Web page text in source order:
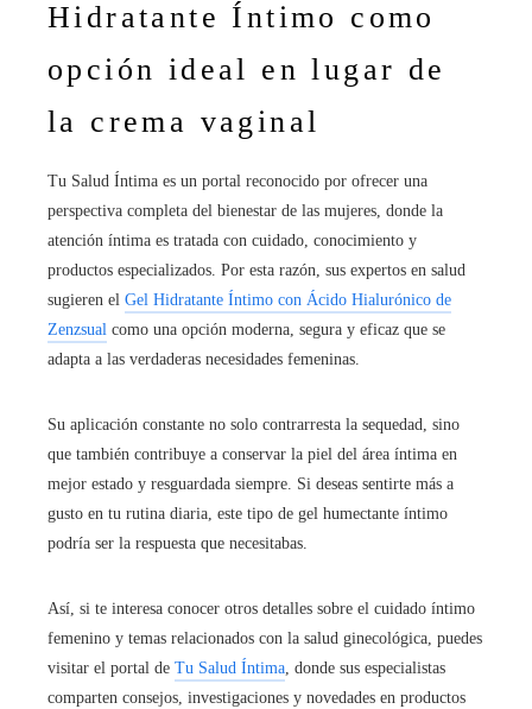
Hidratante Íntimo como
opción ideal en lugar de
la crema vaginal
Tu Salud Íntima es un portal reconocido por ofrecer una
perspectiva completa del bienestar de las mujeres, donde la
atención íntima es tratada con cuidado, conocimiento y
productos especializados. Por esta razón, sus expertos en salud
sugieren el Gel Hidratante Íntimo con Ácido Hialurónico de
Zenzsual como una opción moderna, segura y eficaz que se
adapta a las verdaderas necesidades femeninas.
Su aplicación constante no solo contrarresta la sequedad, sino
que también contribuye a conservar la piel del área íntima en
mejor estado y resguardada siempre. Si deseas sentirte más a
gusto en tu rutina diaria, este tipo de gel humectante íntimo
podría ser la respuesta que necesitabas.
Así, si te interesa conocer otros detalles sobre el cuidado íntimo
femenino y temas relacionados con la salud ginecológica, puedes
visitar el portal de Tu Salud Íntima, donde sus especialistas
comparten consejos, investigaciones y novedades en productos